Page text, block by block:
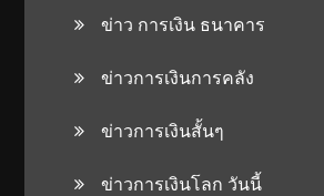
ข่าว การเงิน ธนาคาร
ข่าวการเงินการคลัง
ข่าวการเงินสั้นๆ
ข่าวการเงินโลก วันนี้